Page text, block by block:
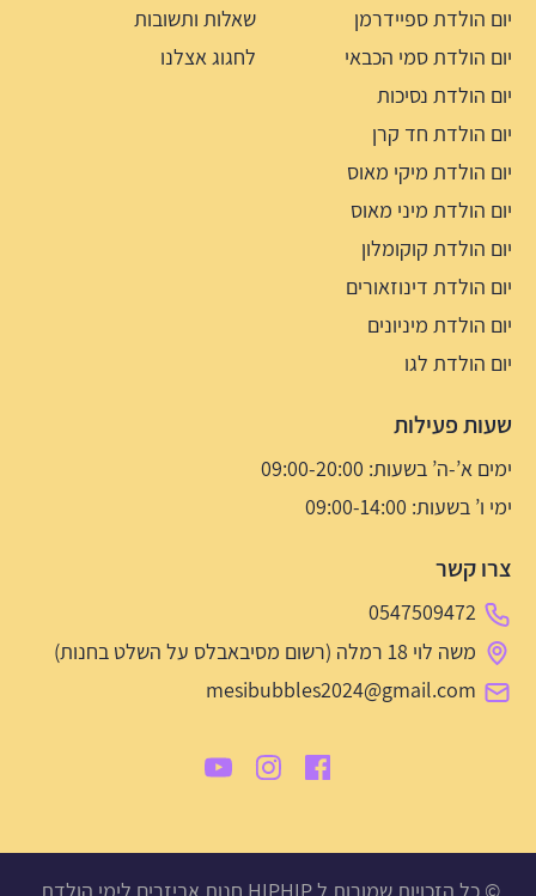
יום הולדת ספיידרמן
יום הולדת סמי הכבאי
יום הולדת נסיכות
יום הולדת חד קרן
יום הולדת מיקי מאוס
יום הולדת מיני מאוס
יום הולדת קוקומלון
יום הולדת דינוזאורים
יום הולדת מיניונים
יום הולדת לגו
שאלות ותשובות
לחגוג אצלנו
שעות פעילות
ימים א’-ה’ בשעות: 09:00-20:00
ימי ו’ בשעות: 09:00-14:00
צרו קשר
0547509472
משה לוי 18 רמלה (רשום מסיבאבלס על השלט בחנות)
mesibubbles2024@gmail.com
© כל הזכויות שמורות ל HIPHIP חנות אביזרים לימי הולדת,